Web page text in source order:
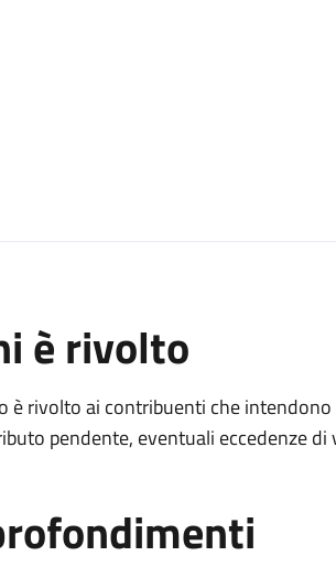
è rivolto
è rivolto ai contribuenti che
pendente, eventuali eccedenze